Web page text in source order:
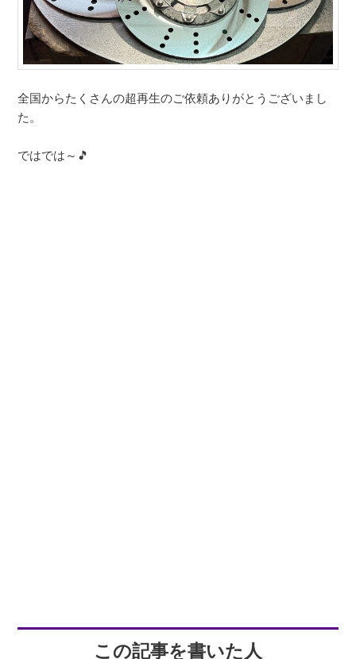
全国からたくさんの超再生のご依頼ありがとうございまし
た。
ではでは～🎵
この記事を書いた人